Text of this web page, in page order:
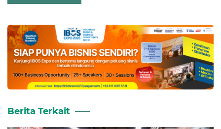
Berita Terkait